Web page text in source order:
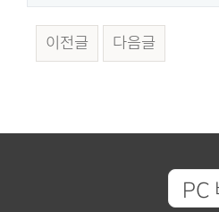
이전글 다음글
PC